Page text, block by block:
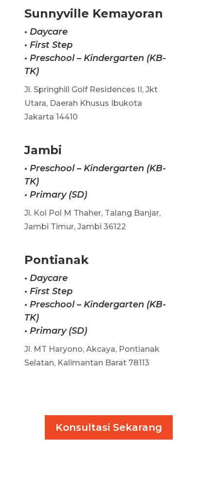
Sunnyville Kemayoran
• Daycare
• First Step
• Preschool – Kindergarten (KB-
TK)
Jl. Springhill Golf Residences II, Jkt
Utara, Daerah Khusus Ibukota
Jakarta 14410
Jambi
• Preschool – Kindergarten (KB-
TK)
• Primary (SD)
Jl. Kol Pol M Thaher, Talang Banjar,
Jambi Timur, Jambi 36122
Pontianak
• Daycare
• First Step
• Preschool – Kindergarten (KB-
TK)
• Primary (SD)
Jl. MT Haryono, Akcaya, Pontianak
Selatan, Kalimantan Barat 78113
Konsultasi Sekarang